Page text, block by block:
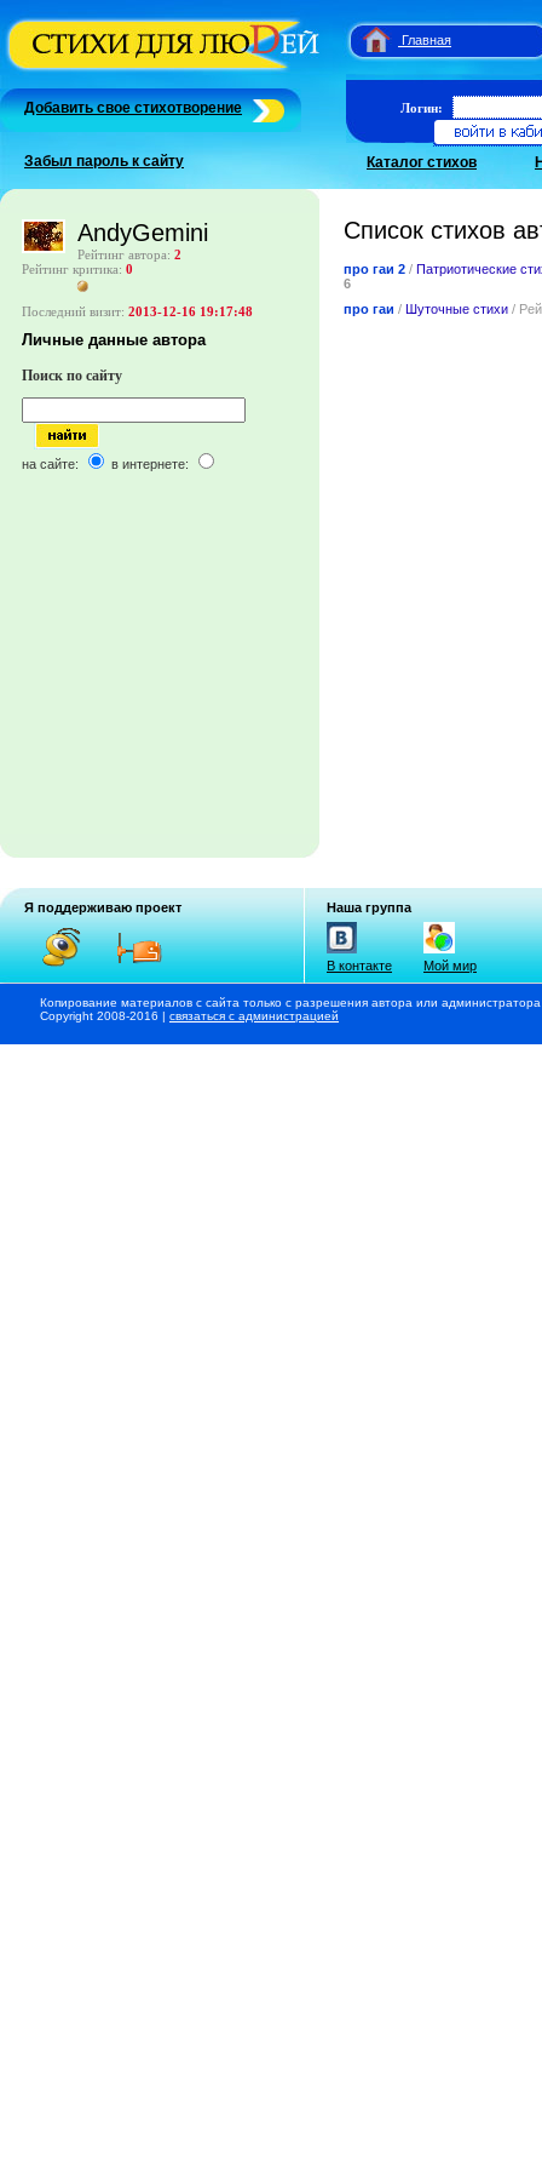
Главная
Добавить свое стихотворение
Забыл пароль к сайту
Логин:
Каталог стихов
AndyGemini
Рейтинг автора: 2
Рейтинг критика: 0
Последний визит: 2013-12-16 19:17:48
Личные данные автора
Поиск по сайту
на сайте: в интернете:
Список стихов
про гаи 2 / Патриотические
6
про гаи / Шуточные стихи /
Я поддерживаю проект Наша группа
В контакте Мой мир
Копирование материалов с сайта только с разрешения автора или
Copyright 2008-2016 | связаться с администрацией